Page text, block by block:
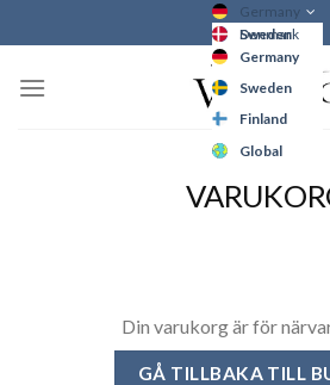
to
Germany
Sweden
Finland
Global
Denmark
Denmark
Germany
Sweden
Finland
Global
Din varukorg är för
GÅ TILLBAKA TILL